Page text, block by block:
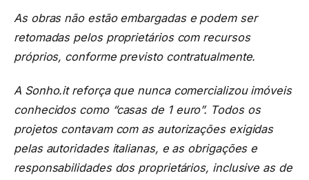
As obras não estão embargadas e podem ser
retomadas pelos proprietários com recursos
próprios, conforme previsto contratualmente.
A Sonho.it reforça que nunca comercializou imóveis
conhecidos como “casas de 1 euro”. Todos os
projetos contavam com as autorizações exigidas
pelas autoridades italianas, e as obrigações e
responsabilidades dos proprietários, inclusive as de